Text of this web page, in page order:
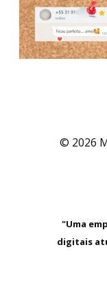
© 2026
"Uma
digitais